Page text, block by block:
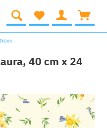
40 cm x 24